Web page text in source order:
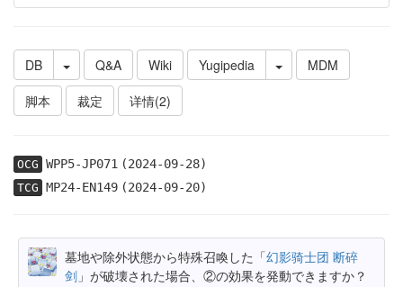
DB Q&A Wiki Yugipedia
MDM
脚本
裁定 详情(2)
OCG WPP5-JP071(2024-09-28)
TCG MP24-EN149(2024-09-20)
墓地や除外状態から特殊召喚した「幻影骑士团 断碎
剑 」が破壊された場合、②の効果を発動できますか？